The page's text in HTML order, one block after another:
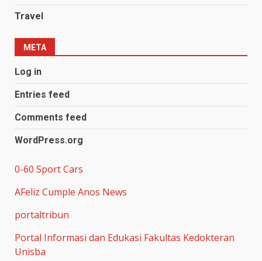
Travel
META
Log in
Entries feed
Comments feed
WordPress.org
0-60 Sport Cars
AFeliz Cumple Anos News
portaltribun
Portal Informasi dan Edukasi Fakultas Kedokteran
Unisba